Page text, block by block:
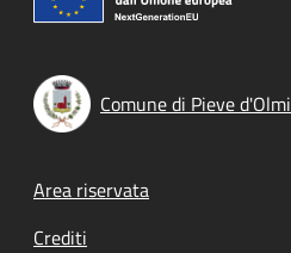
Comune di Pieve d'Olmi
Footer menu
Area riservata
Crediti